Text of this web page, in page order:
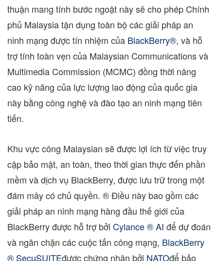
thuận mang tính bước ngoặt này sẽ cho phép Chính
phủ Malaysiatận dụng toàn bộ các giải pháp an
ninh mạng được tín nhiệm của BlackBerry®, và hỗ
trợ tính toàn vẹn của Malaysian Communications và
Multimedia Commission (MCMC) đồng thời nâng
cao kỹ năng của lực lượng lao động của quốc gia
này bằng công nghệ và đào tạo an ninh mạng tiên
tiến.
Khu vực công Malaysian sẽ được lợi ích từ việc truy
cập bảo mật, an toàn, theo thời gian thực đến phần
mềm và dịch vụ BlackBerry, được lưu trữ trong một
đám mây có chủ quyền. ® Điều này bao gồm các
giải pháp an ninh mạng hàng đầu thế giới của
BlackBerry được hỗ trợ bởi Cylance ® AI để dự đoán
và ngăn chặn các cuộc tấn công mạng, BlackBerry
® SecuSUITEđược chứng nhận bởi NATOđể bảo